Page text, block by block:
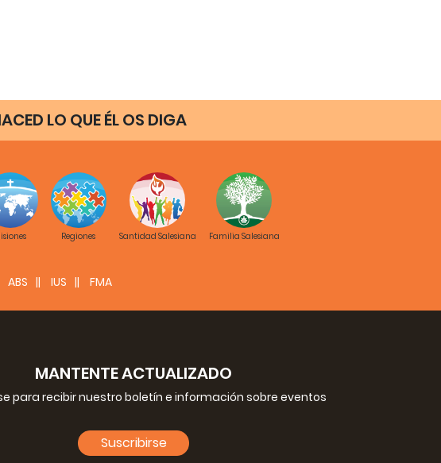
LO QUE ÉL OS DIGA
Regiones Santidad Salesiana Familia Salesiana
ABS IUS FMA
MANTENTE ACTUALIZADO
para recibir nuestro boletín e información sobre eventos
Suscribirse